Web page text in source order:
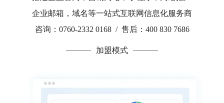
企业邮箱，域名等一站式互联网信息化服务商
咨询：0760-2332 0168 / 售后：400 830 7686
加盟模式